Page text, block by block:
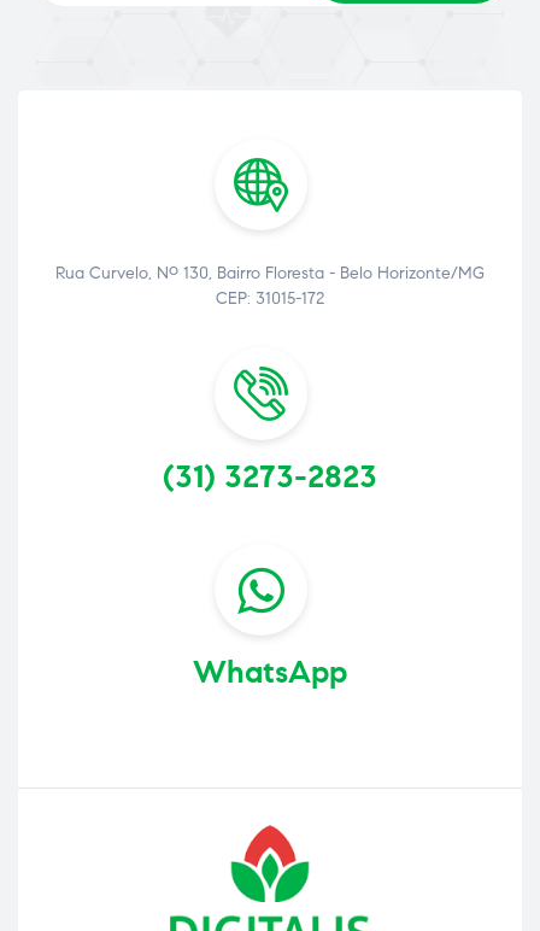
Rua Curvelo, Nº 130, Bairro Floresta - Belo Horizonte/MG
CEP: 31015-172
(31) 3273-2823
WhatsApp